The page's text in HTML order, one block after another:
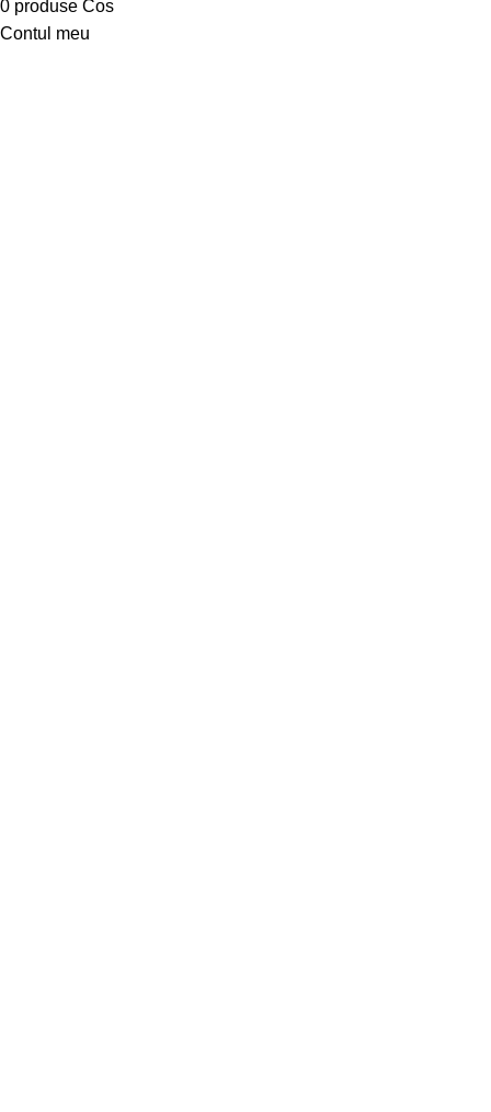
0 produse Cos
Contul meu